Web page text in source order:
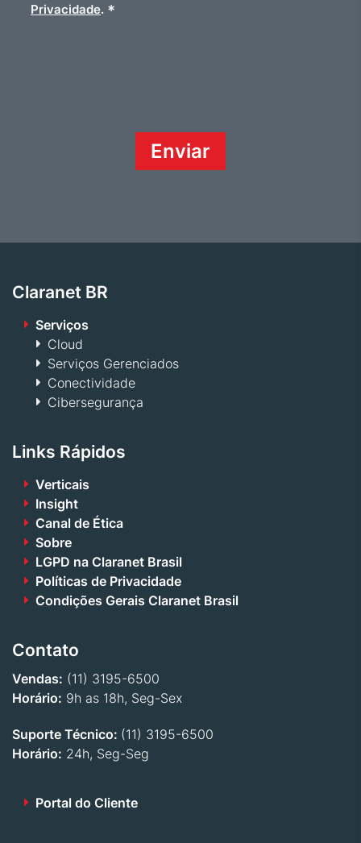
Privacidade. *
Claranet BR
Serviços
Cloud
Serviços Gerenciados
Conectividade
Cibersegurança
Links Rápidos
Verticais
Insight
Canal de Ética
Sobre
LGPD na Claranet Brasil
Políticas de Privacidade
Condições Gerais Claranet Brasil
Contato
Vendas: (11) 3195-6500
Horário: 9h as 18h, Seg-Sex
Suporte Técnico: (11) 3195-6500
Horário: 24h, Seg-Seg
Portal do Cliente